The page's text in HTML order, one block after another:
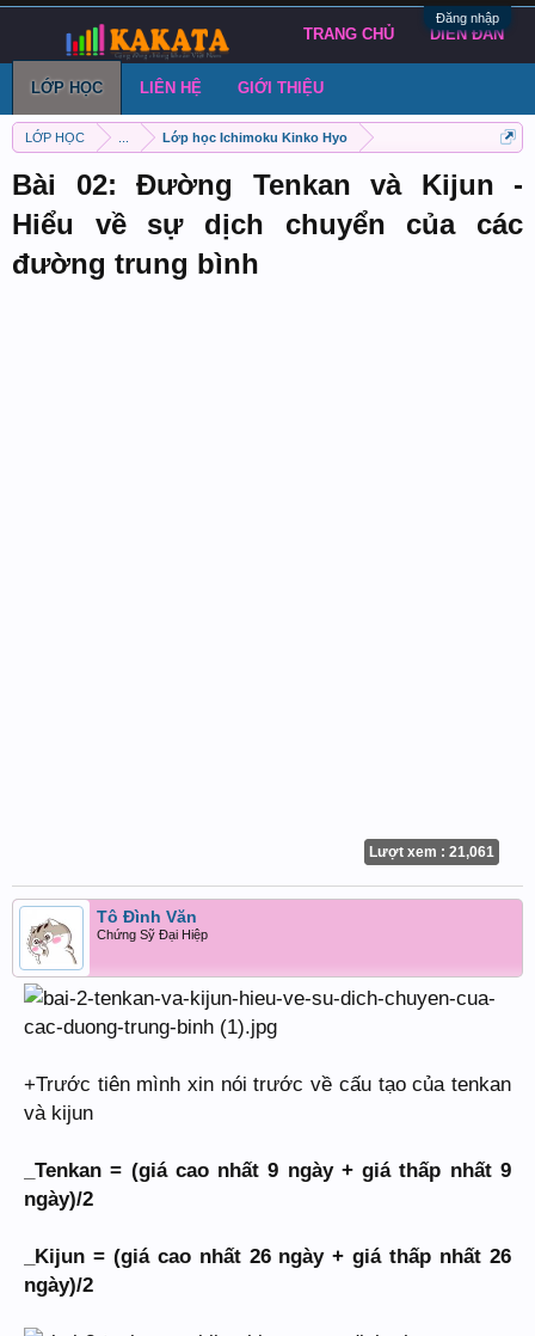
Đăng nhập
LỚP HỌC Lớp học Ichimoku Kinko Hyo
Bài 02: Đường Tenkan và Kijun -
Hiểu về sự dịch chuyển của các
đường trung bình
Lượt xem : 21,061
Tô Đình Văn
Chứng Sỹ Đại Hiệp
+Trước tiên mình xin nói trước về cấu tạo của tenkan
và kijun
_Tenkan = (giá cao nhất 9 ngày + giá thấp nhất 9
ngày)/2
_Kijun = (giá cao nhất 26 ngày + giá thấp nhất 26
ngày)/2
TRANG CHỦ DIỄN ĐÀN
LỚP HỌC LIÊN HỆ GIỚI THIỆU